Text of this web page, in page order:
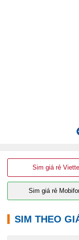
Sim giá rẻ Viettel
Sim giá rẻ
SIM THEO